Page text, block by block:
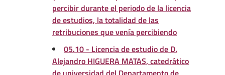
percibir durante el periodo de la licencia
de estudios, la totalidad de las
retribuciones que venía percibiendo
05.10 - Licencia de estudio de D.
Alejandro HIGUERA MATAS, catedrático